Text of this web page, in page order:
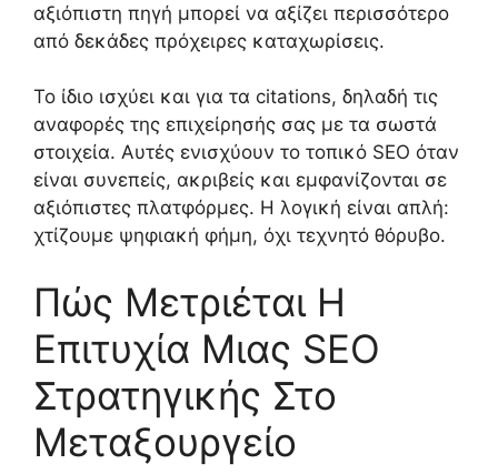
αξιόπιστη πηγή μπορεί να αξίζει περισσότερο
από δεκάδες πρόχειρες καταχωρίσεις.
Το ίδιο ισχύει και για τα citations, δηλαδή τις
αναφορές της επιχείρησής σας με τα σωστά
στοιχεία. Αυτές ενισχύουν το τοπικό SEO όταν
είναι συνεπείς, ακριβείς και εμφανίζονται σε
αξιόπιστες πλατφόρμες. Η λογική είναι απλή:
χτίζουμε ψηφιακή φήμη, όχι τεχνητό θόρυβο.
Πώς Μετριέται Η
Επιτυχία Μιας SEO
Στρατηγικής Στο
Μεταξουργείο